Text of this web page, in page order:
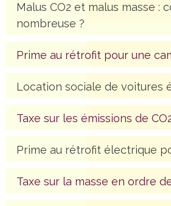
Malus CO2 et malus masse
nombreuse ?
Prime au rétrofit pour une
Location sociale de voitures
Taxe sur les émissions de
Prime au rétrofit électrique
Taxe sur la masse en ordre